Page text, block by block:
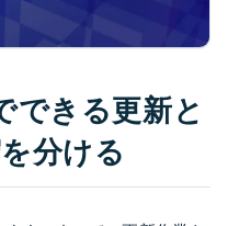
できる更新と
分ける